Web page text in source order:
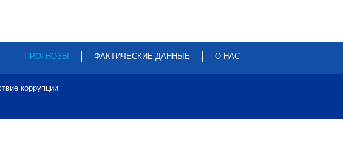
ПРОГНОЗЫ ФАКТИЧЕСКИЕ ДАННЫЕ О НАС
коррупции